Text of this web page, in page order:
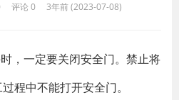
评论 0 3年前 (2023-07-08)
，一定要关闭安全门。禁止将
程中不能打开安全门。